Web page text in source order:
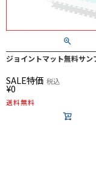
ジョイントマット無料サン
SALE特価
¥0
税込
送料無料